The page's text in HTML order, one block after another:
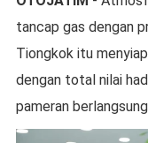
tancap gas dengan
Tiongkok itu
dengan total nilai
pameran